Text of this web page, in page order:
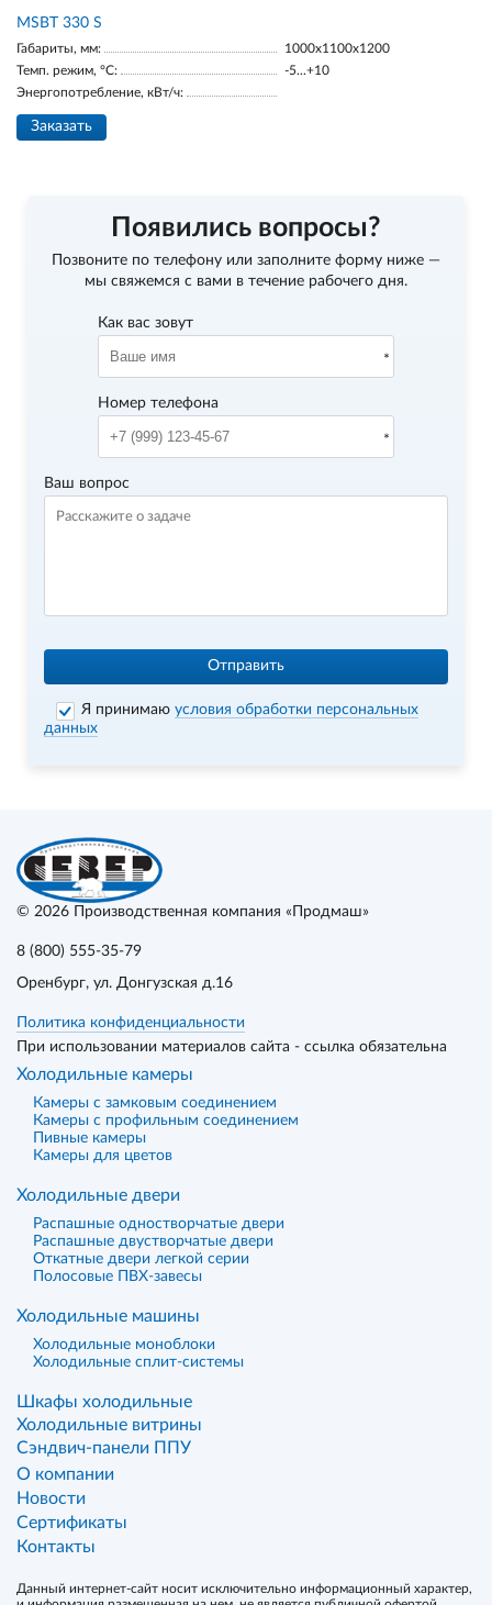
MSBT 330 S
Габариты, мм:
1000х1100х1200
Темп. режим, °С:
-5...+10
Энергопотребление, кВт/ч:
Заказать
Появились вопросы?
Позвоните по телефону или заполните форму ниже —
мы свяжемся с вами в течение рабочего дня.
Как вас зовут
Номер телефона
Ваш вопрос
Отправить
Я принимаюусловия обработки персональных
данных
© 2026 Производственная компания «Продмаш»
8 (800) 555-35-79
Оренбург, ул. Донгузская д.16
Политика конфиденциальности
При использовании материалов сайта - ссылка обязательна
Холодильные камеры
Камеры с замковым соединением
Камеры с профильным соединением
Пивные камеры
Камеры для цветов
Холодильные двери
Распашные одностворчатые двери
Распашные двустворчатые двери
Откатные двери легкой серии
Полосовые ПВХ-завесы
Холодильные машины
Холодильные моноблоки
Холодильные сплит-системы
Шкафы холодильные
Холодильные витрины
Сэндвич-панели ППУ
О компании
Новости
Сертификаты
Контакты
Данный интернет-сайт носит исключительно информационный характер,